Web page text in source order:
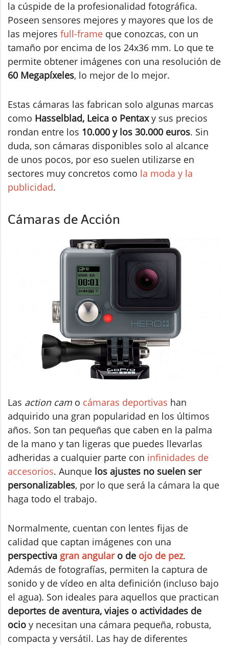
la cúspide de la profesionalidad fotográfica.
Poseen sensores mejores y mayores que los de
las mejores full-frame que conozcas, con un
tamaño por encima de los 24x36 mm. Lo que te
permite obtener imágenes con una resolución de
60 Megapíxeles, lo mejor de lo mejor.
Estas cámaras las fabrican solo algunas marcas
como Hasselblad, Leica o Pentaxy sus precios
rondan entre los 10.000 y los 30.000 euros. Sin
duda, son cámaras disponibles solo al alcance
de unos pocos, por eso suelen utilizarse en
sectores muy concretos como la moda y la
publicidad.
Cámaras de Acción
Las action cam o cámaras deportivas han
adquirido una gran popularidad en los últimos
años. Son tan pequeñas que caben en la palma
de la mano y tan ligeras que puedes llevarlas
adheridas a cualquier parte con infinidades de
accesorios. Aunque los ajustes no suelen ser
personalizables, por lo que será la cámara la que
haga todo el trabajo.
Normalmente, cuentan con lentes fijas de
calidad que captan imágenes con una
perspectiva gran angularo de ojo de pez.
Además de fotografías, permiten la captura de
sonido y de vídeo en alta definición (incluso bajo
el agua). Son ideales para aquellos que practican
deportes de aventura, viajes o actividades de
ocio y necesitan una cámara pequeña, robusta,
compacta y versátil. Las hay de diferentes